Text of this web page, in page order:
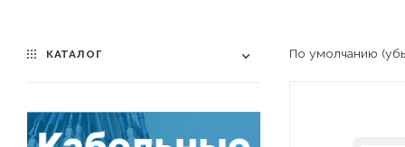
По умолчанию
КАТАЛОГ